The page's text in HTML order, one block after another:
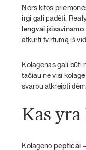
Nors kitos
irgi gali padėti.
lengvai
atkurti tvirtumą iš
Kolagenas gali būti
tačiau ne visi
svarbu atkreipti
Kas
Kolageno peptidai